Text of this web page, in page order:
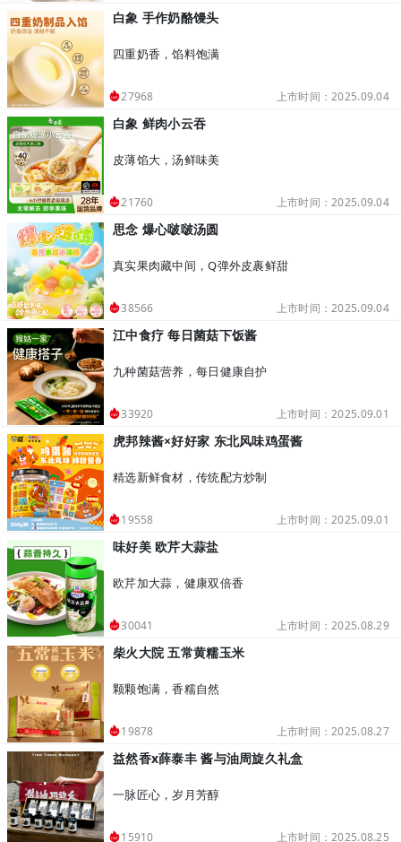
白象 手作奶酪馒头
四重奶香，馅料饱满
27968 上市时间：2025.09.04
白象 鲜肉小云吞
皮薄馅大，汤鲜味美
21760 上市时间：2025.09.04
思念 爆心啵啵汤圆
真实果肉藏中间，Q弹外皮裹鲜甜
38566 上市时间：2025.09.04
江中食疗 每日菌菇下饭酱
九种菌菇营养，每日健康自护
33920 上市时间：2025.09.01
虎邦辣酱×好好家 东北风味鸡蛋酱
精选新鲜食材，传统配方炒制
19558 上市时间：2025.09.01
味好美 欧芹大蒜盐
欧芹加大蒜，健康双倍香
30041 上市时间：2025.08.29
柴火大院 五常黄糯玉米
颗颗饱满，香糯自然
19878 上市时间：2025.08.27
益然香x薛泰丰 酱与油周旋久礼盒
一脉匠心，岁月芳醇
15910 上市时间：2025.08.25